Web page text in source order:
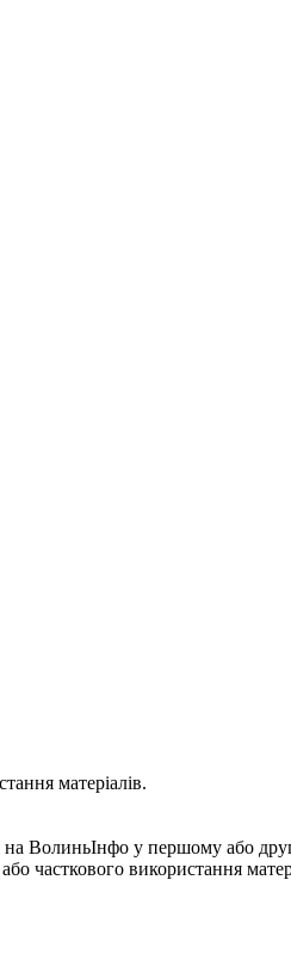
матеріалів.
ВолиньІнфо у першому або
часткового використання